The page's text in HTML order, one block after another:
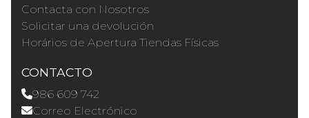
Contacta con Nosotros
Solicitar una devolución
Horários de Apertura Tiendas Físicas
CONTACTO
986 609 742
Correo Electrónico